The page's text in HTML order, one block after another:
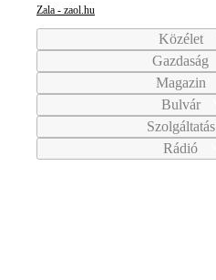
Zala - zaol.hu
Közélet
Gazdaság
Magazin
Bulvár
Szolgáltatás
Rádió